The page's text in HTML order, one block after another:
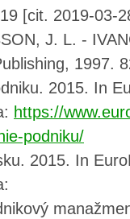
[cit. 2019-03-
J. L. -
1997.
2015. In
https://
podniku/
2015. In